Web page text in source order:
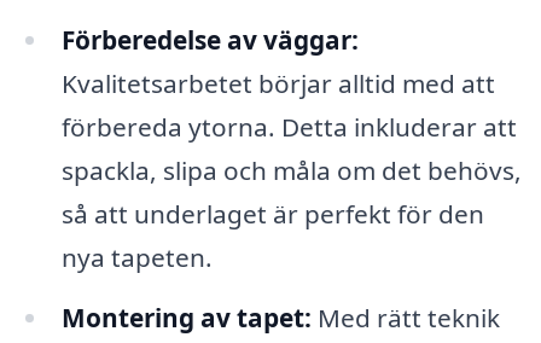
Förberedelse av väggar:
Kvalitetsarbetet börjar alltid med att
förbereda ytorna. Detta inkluderar att
spackla, slipa och måla om det behövs,
så att underlaget är perfekt för den
nya tapeten.
Montering av tapet: Med rätt teknik